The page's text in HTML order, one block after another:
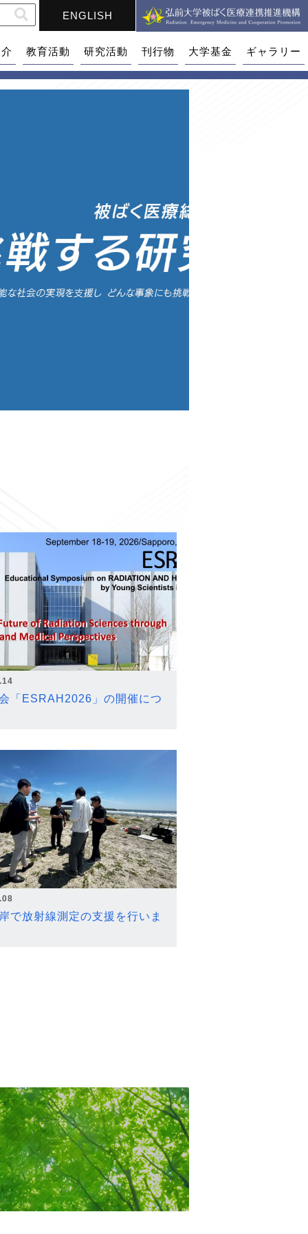
ENGLISH
教育活動 研究活動 刊行物 大学基金 ギャラリー
「ESRAH2026」の開催につ
で放射線測定の支援を行いま